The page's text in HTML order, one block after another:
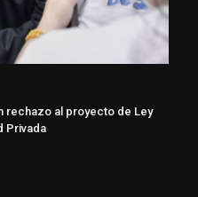
rechazo al proyecto de Ley
Privada